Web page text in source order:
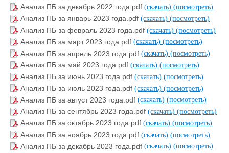
Анализ ПБ за декабрь 2022 года.pdf (скачать) (посмотреть)
Анализ ПБ за январь 2023 года.pdf (скачать) (посмотреть)
Анализ ПБ за февраль 2023 года.pdf (скачать) (посмотреть)
Анализ ПБ за март 2023 года.pdf (скачать) (посмотреть)
Анализ ПБ за апрель 2023 года.pdf (скачать) (посмотреть)
Анализ ПБ за май 2023 года.pdf (скачать) (посмотреть)
Анализ ПБ за июнь 2023 года.pdf (скачать) (посмотреть)
Анализ ПБ за июль 2023 года.pdf (скачать) (посмотреть)
Анализ ПБ за август 2023 года.pdf (скачать) (посмотреть)
Анализ ПБ за сентябрь 2023 года.pdf (скачать) (посмотреть)
Анализ ПБ за октябрь 2023 года.pdf (скачать) (посмотреть)
Анализ ПБ за ноябрь 2023 года.pdf (скачать) (посмотреть)
Анализ ПБ за декабрь 2023 года.pdf (скачать) (посмотреть)